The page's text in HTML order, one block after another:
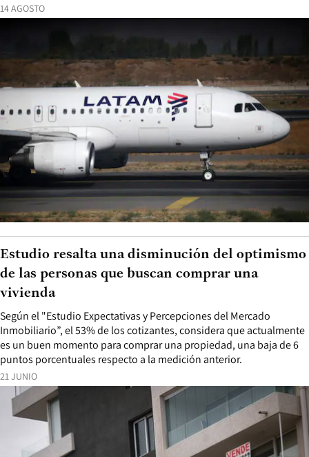
14 AGOSTO
21 JUNIO
Según el "Estudio Expectativas y Percepciones del Mercado
Inmobiliario”, el 53% de los cotizantes, considera que actualmente
es un buen momento para comprar una propiedad, una baja de 6
puntos porcentuales respecto a la medición anterior.
Estudio resalta una disminución del optimismo
de las personas que buscan comprar una
vivienda